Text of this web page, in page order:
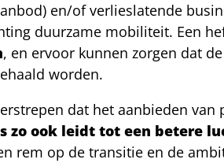
en/of verlieslatende
duurzame mobiliteit. Een
, en ervoor kunnen zorgen dat
worden.
dat het aanbieden
zo ook leidt tot een betere
rem op de transitie en de